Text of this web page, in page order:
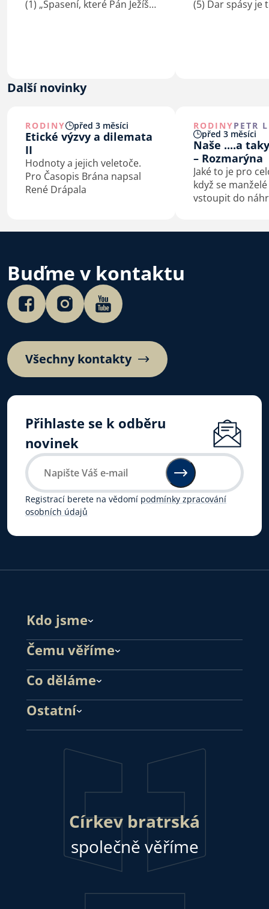
(1) „Spasení, které Pán Ježíš
rozhodnouti, jakmile…
(5) Dar spásy je
Další novinky
RODINY před 3 měsíci
Etické výzvy a dilemata
II
Hodnoty a jejich veletoče.
Pro Časopis Brána napsal
René Drápala
RODINYPETR
před 3 měsíci
Naše ....a
– Rozmarýna
Jaké to je pro
když se
vstoupit do
Buďme v kontaktu
Všechny kontakty
Přihlaste se k odběru
novinek
Registrací berete na vědomí podmínky zpracování
osobních údajů
Kdo jsme
Čemu věříme
Co děláme
Ostatní
Církev bratrská
společně věříme